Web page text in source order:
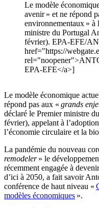
Le modèle
avenir » et ne répond
environnementaux » à
ministre du Portugal
février). EPA-EFE/
href="https://
EPA-EFE</a>]
Le modèle économique
répond pas aux « grands
déclaré le Premier ministre
février), appelant à
l’économie circulaire et la
La pandémie du nouveau
remodeler» le
récemment engagée à
d’ici à 2050, a fait savoir
conférence de haut niveau «
modèles économiques ».